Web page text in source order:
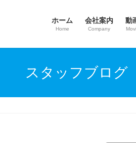
ホーム
Home
会社案内
Company
動
スタッフブログ